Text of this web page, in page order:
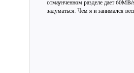
отмаунченном разделе дает 60MB/
задуматься. Чем я и занимался